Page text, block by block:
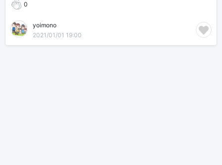
0
yoimono
2021/01/01 19:00